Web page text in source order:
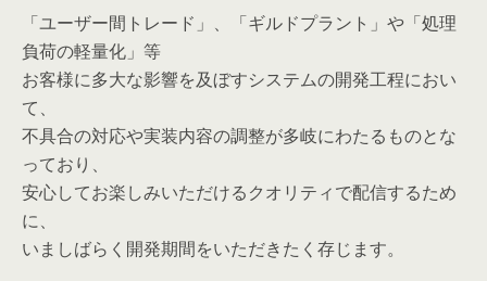
「ユーザー間トレード」、「ギルドプラント」や「処理
負荷の軽量化」等
お客様に多大な影響を及ぼすシステムの開発工程におい
て、
不具合の対応や実装内容の調整が多岐にわたるものとな
っており、
安心してお楽しみいただけるクオリティで配信するため
に、
いましばらく開発期間をいただきたく存じます。